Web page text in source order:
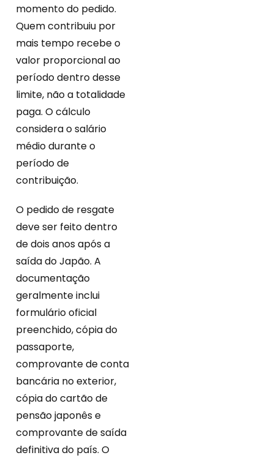
momento do pedido.
Quem contribuiu por
mais tempo recebe o
valor proporcional ao
período dentro desse
limite, não a totalidade
paga. O cálculo
considera o salário
médio durante o
período de
contribuição.
O pedido de resgate
deve ser feito dentro
de dois anos após a
saída do Japão. A
documentação
geralmente inclui
formulário oficial
preenchido, cópia do
passaporte,
comprovante de conta
bancária no exterior,
cópia do cartão de
pensão japonês e
comprovante de saída
definitiva do país. O